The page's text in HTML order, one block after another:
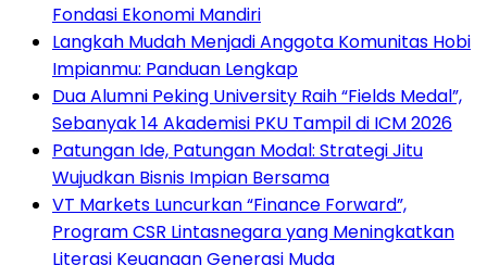
Fondasi Ekonomi Mandiri
Langkah Mudah Menjadi Anggota Komunitas Hobi
Impianmu: Panduan Lengkap
Dua Alumni Peking University Raih “Fields Medal”,
Sebanyak 14 Akademisi PKU Tampil di ICM 2026
Patungan Ide, Patungan Modal: Strategi Jitu
Wujudkan Bisnis Impian Bersama
VT Markets Luncurkan “Finance Forward”,
Program CSR Lintasnegara yang Meningkatkan
Literasi Keuangan Generasi Muda